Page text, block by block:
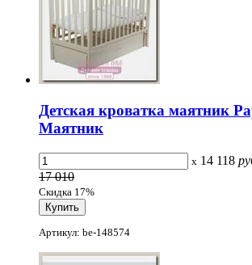
Детская кроватка маятник
Маятник
x 14 118
17 010
Скидка 17%
Артикул: be-148574